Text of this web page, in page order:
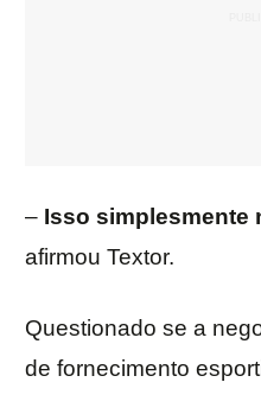
– Isso simplesmente
afirmou Textor.
Questionado se a
de fornecimento